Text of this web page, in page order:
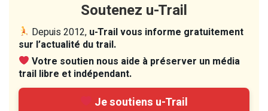
Soutenez u-Trail
Depuis 2012, u-Trail vous informe gratuitement
sur l’actualité du trail.
Votre soutien nous aide à préserver un média
trail libre et indépendant.
Je soutiens u-Trail